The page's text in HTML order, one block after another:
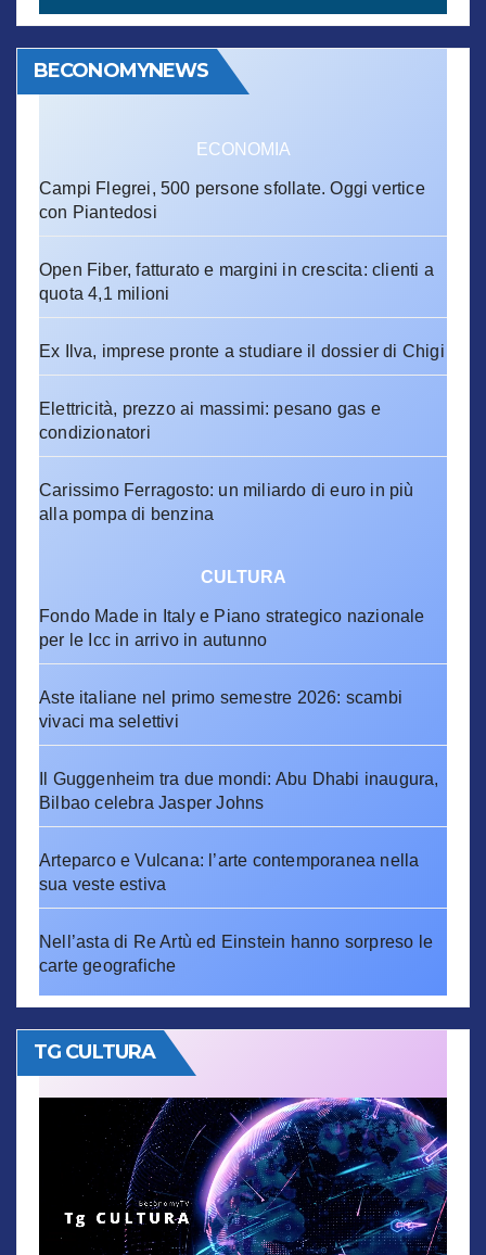
BECONOMYNEWS
ECONOMIA
Campi Flegrei, 500 persone sfollate. Oggi vertice
con Piantedosi
Open Fiber, fatturato e margini in crescita: clienti a
quota 4,1 milioni
Ex Ilva, imprese pronte a studiare il dossier di Chigi
Elettricità, prezzo ai massimi: pesano gas e
condizionatori
Carissimo Ferragosto: un miliardo di euro in più
alla pompa di benzina
CULTURA
Fondo Made in Italy e Piano strategico nazionale
per le Icc in arrivo in autunno
Aste italiane nel primo semestre 2026: scambi
vivaci ma selettivi
Il Guggenheim tra due mondi: Abu Dhabi inaugura,
Bilbao celebra Jasper Johns
Arteparco e Vulcana: l’arte contemporanea nella
sua veste estiva
Nell’asta di Re Artù ed Einstein hanno sorpreso le
carte geografiche
TG CULTURA